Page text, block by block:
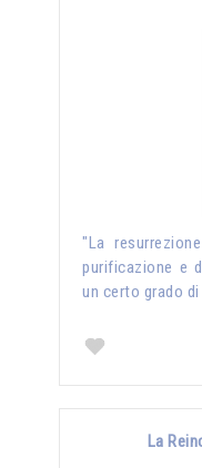
"La
purificazione e
un certo grado
La